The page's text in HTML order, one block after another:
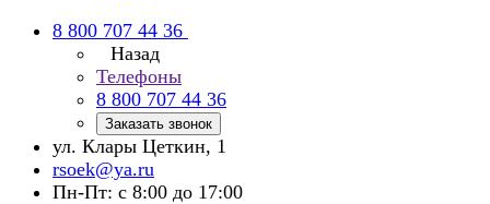
8 800 707 44 36
Назад
Телефоны
8 800 707 44 36
Заказать звонок
ул. Клары Цеткин, 1
rsoek@ya.ru
Пн-Пт: с 8:00 до 17:00